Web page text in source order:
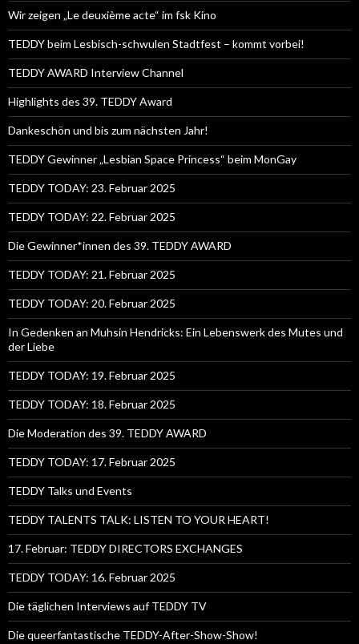
Wir zeigen „Le deuxième acte“ im fsk Kino
TEDDY beim Lesbisch-schwulen Stadtfest – kommt vorbei!
TEDDY AWARD Interview Channel
Highlights des 39. TEDDY Award
Dankeschön und bis zum nächsten Jahr!
TEDDY Gewinner „Lesbian Space Princess“ beim MonGay
TEDDY TODAY: 23. Februar 2025
TEDDY TODAY: 22. Februar 2025
Die Gewinner*innen des 39. TEDDY AWARD
TEDDY TODAY: 21. Februar 2025
TEDDY TODAY: 20. Februar 2025
In Gedenken an Muhsin Hendricks: Ein Lebenswerk des Mutes und
der Liebe
TEDDY TODAY: 19. Februar 2025
TEDDY TODAY: 18. Februar 2025
Die Moderation des 39. TEDDY AWARD
TEDDY TODAY: 17. Februar 2025
TEDDY Talks und Events
TEDDY TALENTS TALK: LISTEN TO YOUR HEART!
17. Februar: TEDDY DIRECTORS EXCHANGES
TEDDY TODAY: 16. Februar 2025
Die täglichen Interviews auf TEDDY TV
Die queerfantastische TEDDY-After-Show-Show!